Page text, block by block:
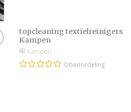
topcleaning textielreinigers
Kampen
Kampen
0 beoordeling